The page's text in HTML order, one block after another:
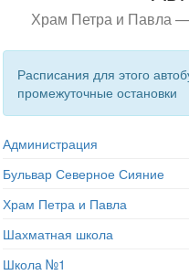
Храм Петра и Павла
Расписания для этого
промежуточные остановки
Администрация
Бульвар Северное Сияние
Храм Петра и Павла
Шахматная школа
Школа №1